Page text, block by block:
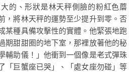
的、形狀是林天秤側臉的粉紅色蘑
，將林天秤的運勢至少提升到零。否
某種具備攻擊性的實體。他緊張地跑
期甜甜圈的地下室，那裡放著他的秘
輔助儀！」他衝到一個像是老式彈珠
「巨蟹座已哭」、「處女座勿碰」等